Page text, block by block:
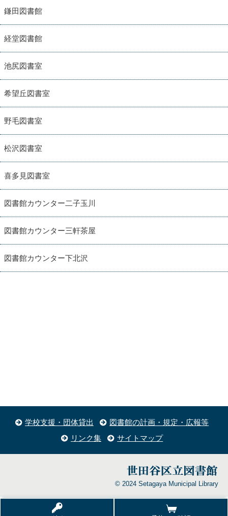
鎌田図書館
経堂図書館
池尻図書室
希望丘図書室
野毛図書室
松沢図書室
喜多見図書室
図書館カウンター二子玉川
図書館カウンター三軒茶屋
図書館カウンター下北沢
学校支援・団体貸出
図書館の計画・規定・広報等
リンク集
サイトマップ
© 2024 Setagaya Municipal Library